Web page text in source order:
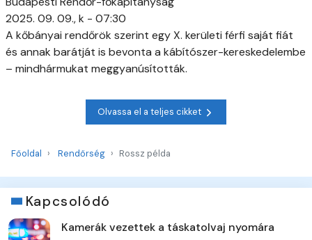
2025. 09. 09., k - 07:30
A kőbányai rendőrök szerint egy X. kerületi férfi saját fiát
és annak barátját is bevonta a kábítószer-kereskedelembe
– mindhármukat meggyanúsították.
Olvassa el a teljes cikket
Főoldal Rendőrség Rossz példa
Kapcsolódó
Kamerák vezettek a táskatolvaj nyomára